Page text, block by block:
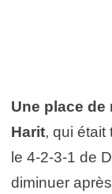
Une place de
Harit, qui était
le 4-2-3-1 de
diminuer